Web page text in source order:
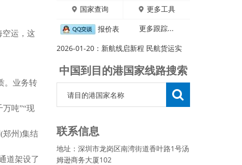
空运 ，这
。业务转
吨”“现
郑州)集结
道架设了
国家查询
更多工具
报价表 更多跟踪...
2026-01-20： 新航线启新程 民航货运实
中国到目的港国家线路搜索
联系信息
地址：深圳市龙岗区南湾街道香叶路1号汤
姆逊商务大厦102